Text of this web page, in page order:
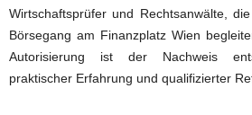
Wirtschaftsprüfer und Rechtsanwälte,
Börsegang am Finanzplatz Wien
Autorisierung ist der Nachweis
praktischer Erfahrung und qualifizierter